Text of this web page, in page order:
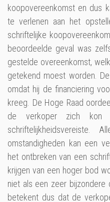
koopovereenkomst en dus
te verlenen aan het
schriftelijke
beoordeelde geval was
gestelde overeenkomst,
getekend moest worden.
omdat hij de financiering
kreeg. De Hoge Raad
de verkoper zich kon
schriftelijkheidsvereiste.
omstandigheden kan een
het ontbreken van een
krijgen van een hoger bod
niet als een zeer bijzondere
betekent dus dat de